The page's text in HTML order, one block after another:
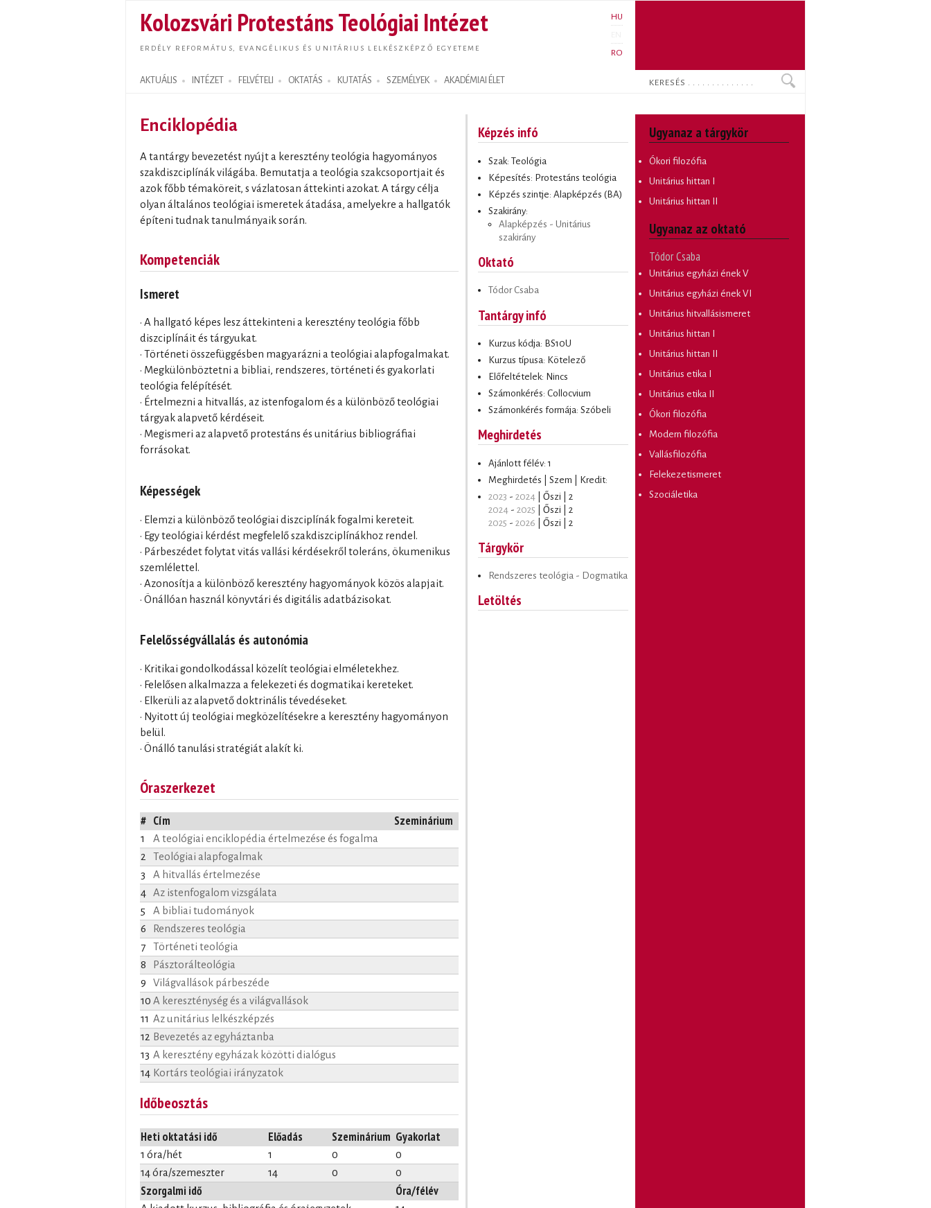
tartalomra
Kolozsvári Protestáns Teológiai Intézet
ERDÉLY REFORMÁTUS, EVANGÉLIKUS ÉS UNITÁRIUS LELKÉSZKÉPZŐ EGYETEME
HU
RO
AKTUÁLIS INTÉZET FELVÉTELI OKTATÁS KUTATÁS SZEMÉLYEK AKADÉMIAI ÉLET
Search form
Keresés
Enciklopédia
A tantárgy bevezetést nyújt a keresztény teológia hagyományos
szakdiszciplínák világába. Bemutatja a teológia szakcsoportjait és
azok főbb témaköreit, s vázlatosan áttekinti azokat. A tárgy célja
olyan általános teológiai ismeretek átadása, amelyekre a hallgatók
építeni tudnak tanulmányaik során.
Kompetenciák
Ismeret
• A hallgató képes lesz áttekinteni a keresztény teológia főbb
diszciplínáit és tárgyukat.
• Történeti összefüggésben magyarázni a teológiai alapfogalmakat.
• Megkülönböztetni a bibliai, rendszeres, történeti és gyakorlati
teológia felépítését.
• Értelmezni a hitvallás, az istenfogalom és a különböző teológiai
tárgyak alapvető kérdéseit.
• Megismeri az alapvető protestáns és unitárius bibliográfiai
forrásokat.
Képességek
• Elemzi a különböző teológiai diszciplínák fogalmi kereteit.
• Egy teológiai kérdést megfelelő szakdiszciplínákhoz rendel.
• Párbeszédet folytat vitás vallási kérdésekről toleráns, ökumenikus
szemlélettel.
• Azonosítja a különböző keresztény hagyományok közös alapjait.
• Önállóan használ könyvtári és digitális adatbázisokat.
Felelősségvállalás és autonómia
• Kritikai gondolkodással közelít teológiai elméletekhez.
• Felelősen alkalmazza a felekezeti és dogmatikai kereteket.
• Elkerüli az alapvető doktrinális tévedéseket.
• Nyitott új teológiai megközelítésekre a keresztény hagyományon
belül.
• Önálló tanulási stratégiát alakít ki.
Óraszerkezet
# Cím Szeminárium
1
A teológiai enciklopédia értelmezése és fogalma
2
Teológiai alapfogalmak
3
A hitvallás értelmezése
4
Az istenfogalom vizsgálata
5
A bibliai tudományok
6
Rendszeres teológia
7
Történeti teológia
8
Pásztorálteológia
9
Világvallások párbeszéde
10 A kereszténység és a világvallások
11 Az unitárius lelkészképzés
12 Bevezetés az egyháztanba
13 A keresztény egyházak közötti dialógus
14 Kortárs teológiai irányzatok
Időbeosztás
Heti oktatási idő Előadás Szeminárium Gyakorlat
1 óra/hét 1 0
0
14 óra/szemeszter
14 0 0
Szorgalmi idő Óra/félév
Képzés infó
Szak: Teológia
Képesítés: Protestáns teológia
Képzés szintje: Alapképzés (BA)
Szakirány:
Alapképzés - Unitárius
szakirány
Oktató
Tódor Csaba
Tantárgy infó
Kurzus kódja: BS10U
Kurzus típusa: Kötelező
Előfeltételek: Nincs
Számonkérés: Collocvium
Számonkérés formája: Szóbeli
Meghirdetés
Ajánlott félév: 1
Meghirdetés | Szem | Kredit:
2023 - 2024 | Őszi | 2
2024 - 2025 | Őszi | 2
2025 - 2026 | Őszi | 2
Tárgykör
Rendszeres teológia - Dogmatika
Letöltés
Ugyanaz a tárgykör
Ókori filozófia
Unitárius hittan I
Unitárius hittan II
Ugyanaz az oktató
Tódor Csaba
Unitárius egyházi ének V
Unitárius egyházi ének VI
Unitárius hitvallásismeret
Unitárius hittan I
Unitárius hittan II
Unitárius etika I
Unitárius etika II
Ókori filozófia
Modern filozófia
Vallásfilozófia
Felekezetismeret
Szociáletika